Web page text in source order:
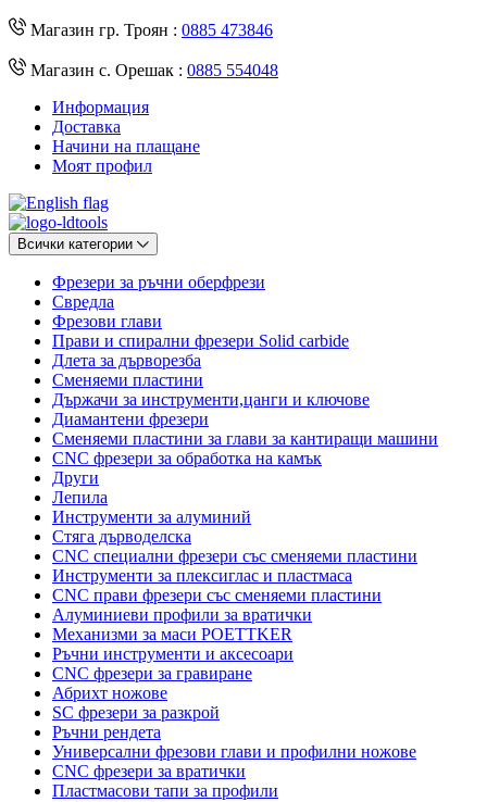
Магазин гр. Троян : 0885 473846
Магазин с. Орешак : 0885 554048
Информация
Доставка
Начини на плащане
Моят профил
Всички категории
Фрезери за ръчни оберфрези
Свредла
Фрезови глави
Прави и спирални фрезери Solid carbide
Длета за дърворезба
Сменяеми пластини
Държачи за инструменти,цанги и ключове
Диамантени фрезери
Сменяеми пластини за глави за кантиращи машини
CNC фрезери за обработка на камък
Други
Лепила
Инструменти за алуминий
Стяга дърводелска
CNC специални фрезери със сменяеми пластини
Инструменти за плексиглас и пластмаса
CNC прави фрезери със сменяеми пластини
Алуминиеви профили за вратички
Механизми за маси POETTKER
Ръчни инструменти и аксесоари
CNC фрезери за гравиране
Абрихт ножове
SC фрезери за разкрой
Ръчни рендета
Универсални фрезови глави и профилни ножове
CNC фрезери за вратички
Пластмасови тапи за профили